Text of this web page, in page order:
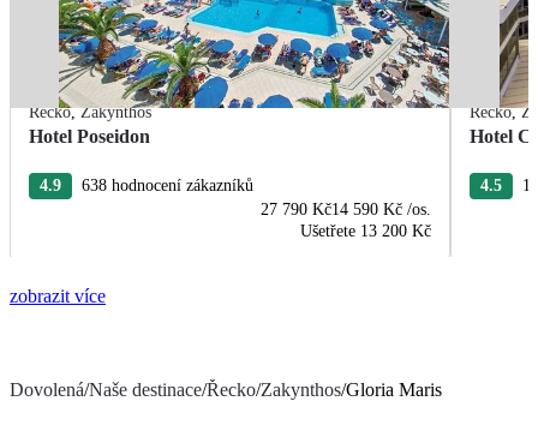
Řecko,Zakynthos
Hotel Poseidon
4.9
638 hodnocení zákazníků
27 790 Kč14 590 Kč /os.
Ušetřete 13 200 Kč
Řecko,
Hotel
4.5
zobrazit více
Dovolená/Naše destinace/Řecko/Zakynthos/Gloria Maris